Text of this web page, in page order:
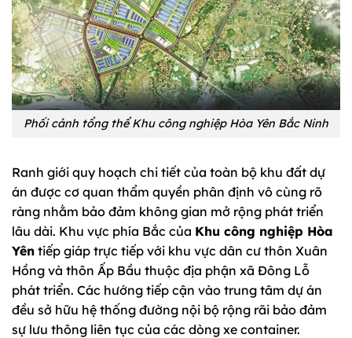
Phối cảnh tổng thể Khu công nghiệp Hòa Yên Bắc Ninh
Ranh giới quy hoạch chi tiết của toàn bộ khu đất dự
án được cơ quan thẩm quyền phân định vô cùng rõ
ràng nhằm bảo đảm không gian mở rộng phát triển
lâu dài. Khu vực phía Bắc của Khu công nghiệp Hòa
Yên tiếp giáp trực tiếp với khu vực dân cư thôn Xuân
Hồng và thôn Ấp Bầu thuộc địa phận xã Đông Lỗ
phát triển. Các hướng tiếp cận vào trung tâm dự án
đều sở hữu hệ thống đường nội bộ rộng rãi bảo đảm
sự lưu thông liên tục của các dòng xe container.